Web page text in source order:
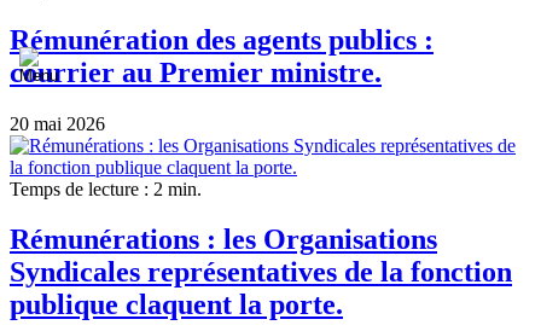
Rémunération des agents publics :
courrier au Premier ministre.
20 mai 2026
Temps de lecture : 2 min.
Rémunérations : les Organisations
Syndicales représentatives de la fonction
publique claquent la porte.